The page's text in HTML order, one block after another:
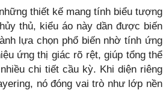
thiết kế mang tính biểu tượng
thủ, kiểu áo này dần được biến
lựa chọn phổ biến nhờ tính ứng
ứng thị giác rõ rệt, giúp tổng thể
chi tiết cầu kỳ. Khi diện riêng
nó đóng vai trò như lớp nền